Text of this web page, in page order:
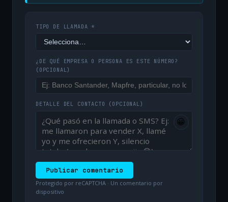
TIPO DE LLAMADA *
¿DE QUÉ EMPRESA O PERSONA ES ESTE NÚMERO?
(OPCIONAL)
DETALLE DEL CONTACTO (OPCIONAL)
😀
Publicar comentario
Protegido por reCAPTCHA · Un comentario por
dispositivo